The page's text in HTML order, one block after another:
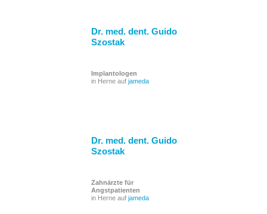
Dr. med. dent. Guido
Szostak
Implantologen
in Herne auf jameda
Dr. med. dent. Guido
Szostak
Zahnärzte für
Angstpatienten
in Herne auf jameda